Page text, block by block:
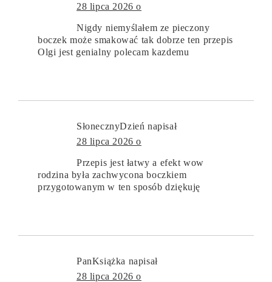
28 lipca 2026 o
Nigdy niemyślałem ze pieczony
boczek może smakować tak dobrze ten przepis
Olgi jest genialny polecam kazdemu
SłonecznyDzień napisał
28 lipca 2026 o
Przepis jest łatwy a efekt wow
rodzina była zachwycona boczkiem
przygotowanym w ten sposób dziękuję
PanKsiążka napisał
28 lipca 2026 o